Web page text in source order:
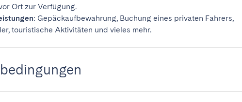
Ort zur Verfügung.
: Gepäckaufbewahrung, Buchung eines privaten Fahrers,
touristische Aktivitäten und vieles mehr.